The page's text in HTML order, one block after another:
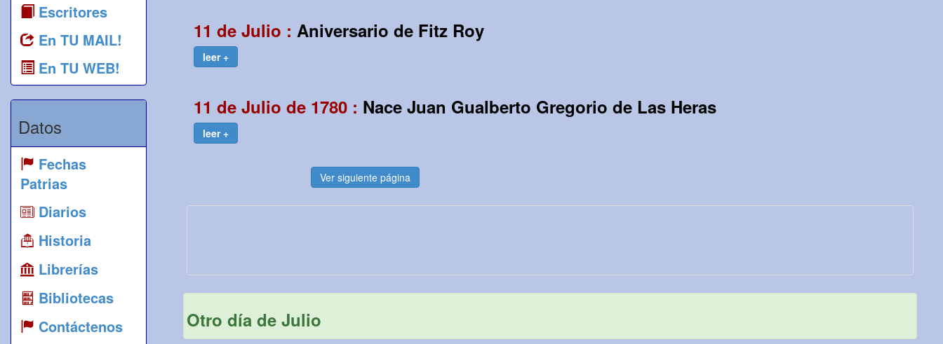
Escritores
En TU MAIL!
En TU WEB!
Datos
Fechas
Patrias
Diarios
Historia
Librerías
Bibliotecas
Contáctenos
11 de Julio : Aniversario de Fitz Roy
leer +
11 de Julio de 1780 : Nace Juan Gualberto Gregorio de Las Heras
leer +
Ver siguiente página
Otro día de Julio